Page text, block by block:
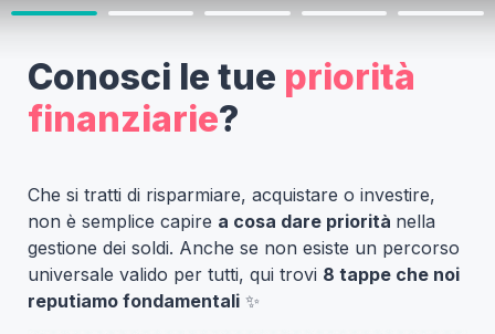
Conosci le tue priorità
finanziarie?
Che si tratti di risparmiare, acquistare o investire,
non è semplice capire a cosa dare priorità nella
gestione dei soldi. Anche se non esiste un percorso
universale valido per tutti, qui trovi 8 tappe che noi
reputiamo fondamentali ✨